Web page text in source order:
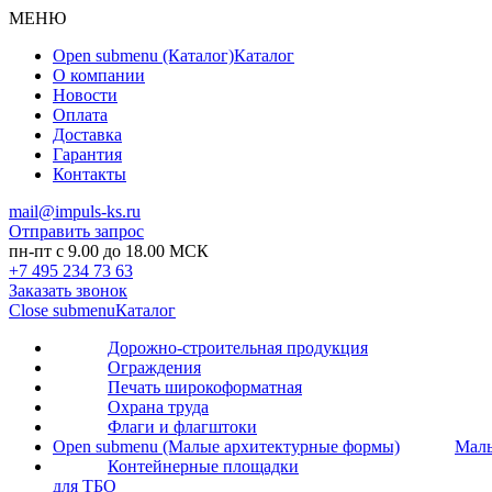
МЕНЮ
Open submenu (Каталог)Каталог
О компании
Новости
Оплата
Доставка
Гарантия
Контакты
mail@impuls-ks.ru
Отправить запрос
пн-пт с 9.00 до 18.00 МСК
+7 495 234 73 63
Заказать звонок
Close submenuКаталог
Дорожно-строительная продукция
Ограждения
Печать широкоформатная
Охрана труда
Флаги и флагштоки
Open submenu (Малые архитектурные формы)
Контейнерные площадки
для ТБО